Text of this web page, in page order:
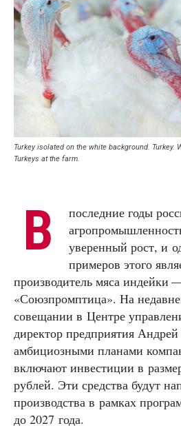
Turkey isolated on the white background. Turkey.
Turkeys at the farm.
В
последние годы
уверенный рост, и
примеров этого
производитель мяса индейки
«Союзпромптица». На
совещании в Центре
директор предприятия
амбициозными планами
включают инвестиции в
рублей. Эти средства будут
производства в рамках
до 2027 года.